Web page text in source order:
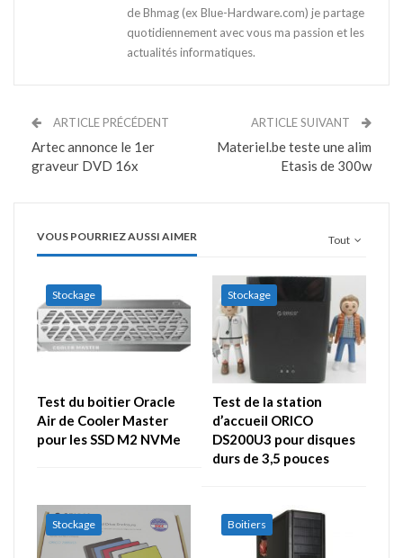
de Bhmag (ex Blue-Hardware.com) je partage
quotidiennement avec vous ma passion et les
actualités informatiques.
ARTICLE PRÉCÉDENT
Artec annonce le 1er
graveur DVD 16x
ARTICLE SUIVANT
Materiel.be teste une alim
Etasis de 300w
Tout
VOUS POURRIEZ AUSSI AIMER
Stockage
Test du boitier Oracle
Air de Cooler Master
pour les SSD M2 NVMe
Stockage
Test de la station
d’accueil ORICO
DS200U3 pour disques
durs de 3,5 pouces
Stockage Boitiers